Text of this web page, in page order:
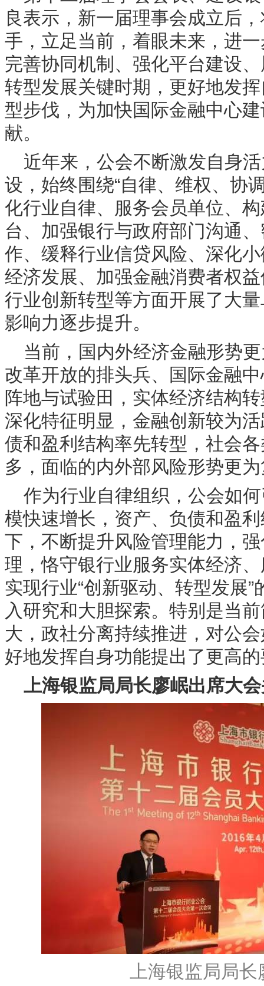
良表示，新一届理事会成立后
手，立足当前，着眼未来，进
完善协同机制、强化平台建设
转型发展关键时期，更好地发
型步伐，为加快国际金融中心
献。
近年来，公会不断激发自身
设，始终围绕“自律、维权、协
化行业自律、服务会员单位、
台、加强银行与政府部门沟通
作、缓释行业信贷风险、深化
经济发展、加强金融消费者权
行业创新转型等方面开展了大
影响力逐步提升。
当前，国内外经济金融形势
改革开放的排头兵、国际金融
阵地与试验田，实体经济结构
深化特征明显，金融创新较为
债和盈利结构率先转型，社会
多，面临的内外部风险形势更
作为行业自律组织，公会如
模快速增长，资产、负债和盈
下，不断提升风险管理能力，
理，恪守银行业服务实体经济
实现行业“创新驱动、转型发展
入研究和大胆探索。特别是当
大，政社分离持续推进，对公
好地发挥自身功能提出了更高
上海银监局局长廖岷出席大
上海银监局局